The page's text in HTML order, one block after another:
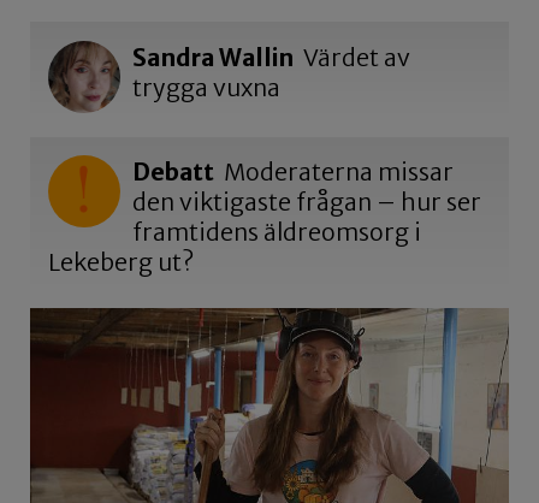
Sandra Wallin Värdet av
trygga vuxna
Debatt Moderaterna missar
den viktigaste frågan – hur ser
framtidens äldreomsorg i
Lekeberg ut?